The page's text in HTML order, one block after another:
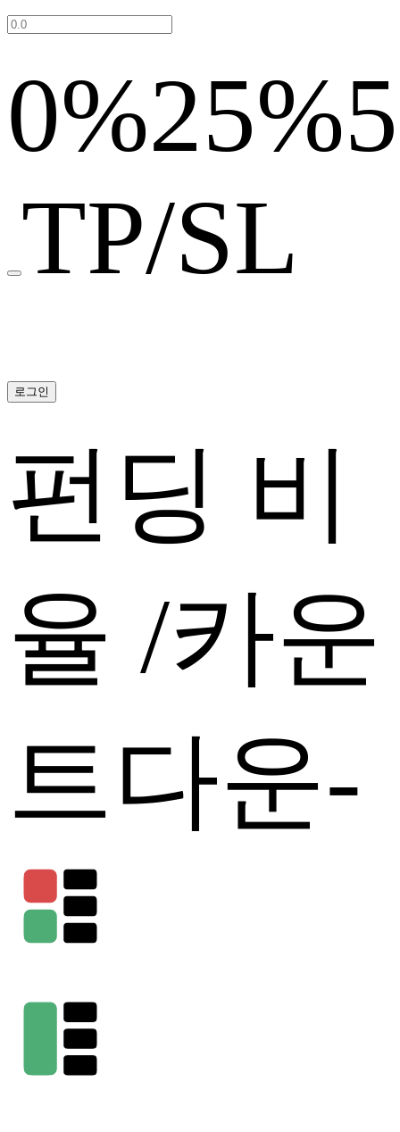
0%25%
TP/SL
로그인
펀딩 비
율 /카운
트다운-